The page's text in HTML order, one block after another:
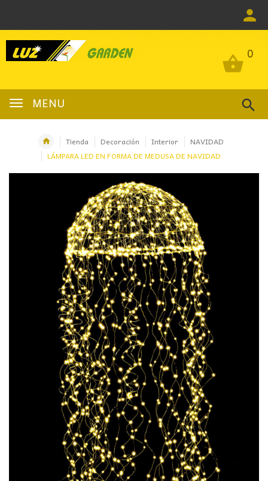
0
MENU
0
Tienda Decoración Interior
NAVIDAD
LÁMPARA LED EN FORMA DE MEDUSA DE NAVIDAD